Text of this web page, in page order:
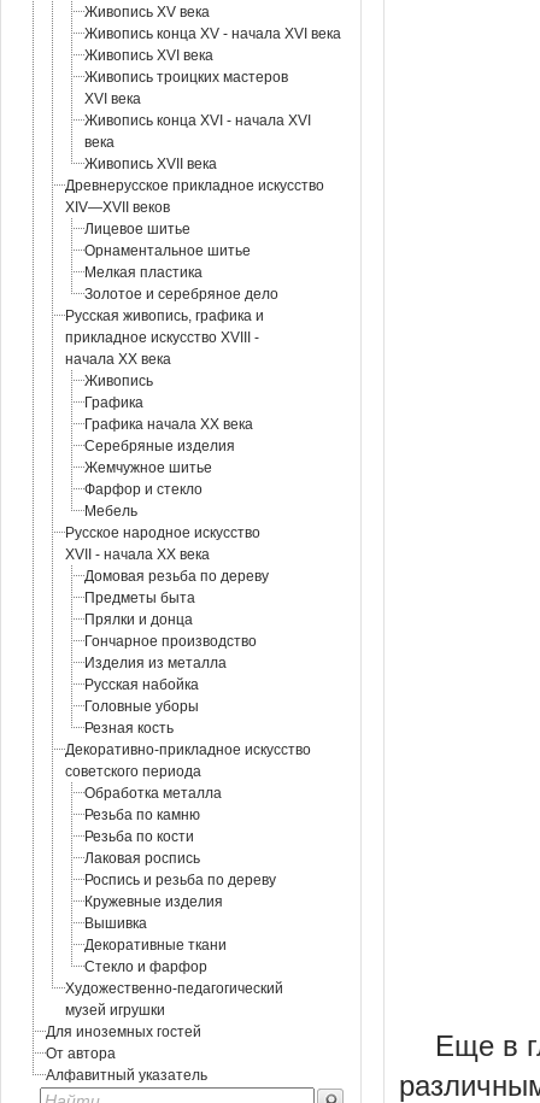
Живопись XV века
Живопись конца XV - начала XVI века
Живопись XVI века
Живопись троицких мастеров
XVI века
Живопись конца XVI - начала XVI
века
Живопись XVII века
Древнерусское прикладное искусство
XIV—XVII веков
Лицевое шитье
Орнаментальное шитье
Мелкая пластика
Золотое и серебряное дело
Русская живопись, графика и
прикладное искусство XVIII -
начала XX века
Живопись
Графика
Графика начала XX века
Серебряные изделия
Жемчужное шитье
Фарфор и стекло
Мебель
Русское народное искусство
XVII - начала XX века
Домовая резьба по дереву
Предметы быта
Прялки и донца
Гончарное производство
Изделия из металла
Русская набойка
Головные уборы
Резная кость
Декоративно-прикладное искусство
советского периода
Обработка металла
Резьба по камню
Резьба по кости
Лаковая роспись
Роспись и резьба по дереву
Кружевные изделия
Вышивка
Декоративные ткани
Стекло и фарфор
Художественно-педагогический
музей игрушки
Для иноземных гостей
От автора
Алфавитный указатель
Еще в